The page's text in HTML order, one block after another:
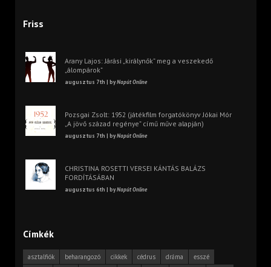
Friss
Arany Lajos: Járási „királynők” meg a veszekedő
„álompárok”
augusztus 7th | byNapút Online
Pozsgai Zsolt: 1952 (játékfilm forgatókönyv Jókai Mór
„A jövő század regénye” című műve alapján)
augusztus 7th | byNapút Online
CHRISTINA ROSETTI VERSEI KÁNTÁS BALÁZS
FORDÍTÁSÁBAN
augusztus 6th | byNapút Online
Címkék
asztalfiók beharangozó cikkek cédrus dráma
esszé